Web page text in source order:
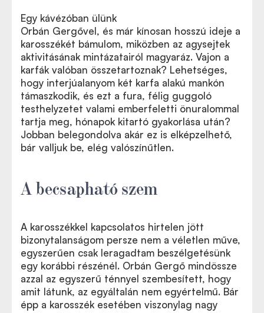
Egy kávézóban ülünk
A Neuronban most megjelent cikk ide kattintva teljes
terjedelmében olvasható
Orbán Gergővel, és már kínosan hosszú ideje a
karosszékét bámulom, miközben az agysejtek
aktivitásának mintázatairól magyaráz. Vajon a
karfák valóban összetartoznak? Lehetséges,
hogy interjúalanyom két karfa alakú mankón
támaszkodik, és ezt a fura, félig guggoló
testhelyzetet valami emberfeletti önuralommal
tartja meg, hónapok kitartó gyakorlása után?
Jobban belegondolva akár ez is elképzelhető,
bár valljuk be, elég valószínűtlen.
A becsaphatószem
A karosszékkel kapcsolatos hirtelen jött
bizonytalanságom persze nem a véletlen műve,
egyszerűen csak leragadtam beszélgetésünk
egy korábbi részénél. Orbán Gergő mindössze
azzal az egyszerű ténnyel szembesített, hogy
amit látunk, az egyáltalán nem egyértelmű. Bár
épp a karosszék esetében viszonylag nagy